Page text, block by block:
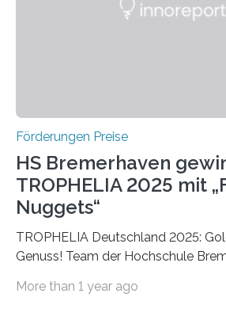
Foundation, des BIAL Award in
Förderungen Preise
HS Bremerhaven
TROPHELIA 2025 mit
Nuggets“
TROPHELIA Deutschland 2025:
Genuss! Team der Hochschule
ECOTROPHELIAMit der
More than 1 year ago